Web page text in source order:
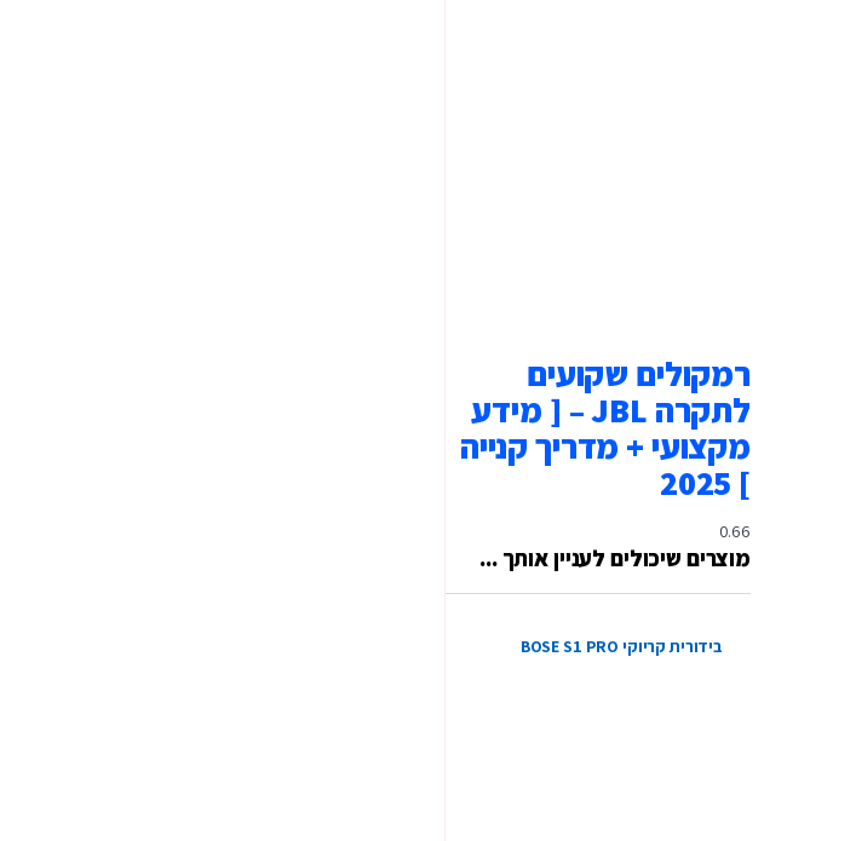
רמקולים שקועים
לתקרה JBL – [ מידע
מקצועי + מדריך קנייה
] 2025
מוצרים שיכולים לעניין אותך ...
בידורית קריוקי BOSE S1 PRO